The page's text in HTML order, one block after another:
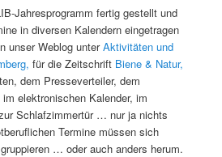
Jahresprogramm fertig gestellt und
in diversen Kalendern eingetragen
unser Weblog unterAktivitäten und
für die Zeitschrift Biene & Natur,
dem Presseverteiler, dem
elektronischen Kalender, im
Schlafzimmertür … nur ja nichts
Termine müssen sich
… oder auch anders herum.